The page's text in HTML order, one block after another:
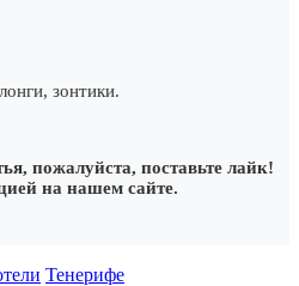
зонтики.
пожалуйста, поставьте лайк!
на нашем сайте.
Тенерифе